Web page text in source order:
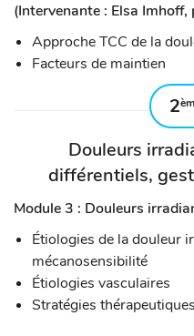
(Intervenante : Elsa Imhoff,
Approche TCC de la
Facteurs de maintien
2
Douleurs
différentiels,
Module 3 : Douleurs
Étiologies de la douleur
mécanosensibilité
Étiologies vasculaires
Stratégies thérapeutiques